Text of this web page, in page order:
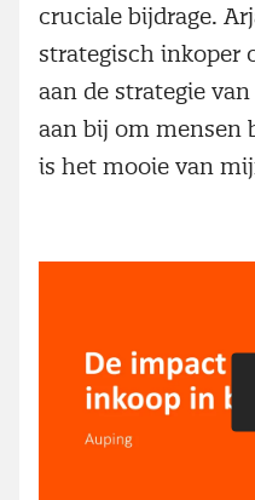
cruciale bijdrage.
strategisch inkoper
aan de strategie
aan bij om mensen
is het mooie van